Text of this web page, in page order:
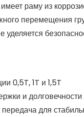
имеет раму из
перемещения
0,5T, 1T и 1,5T
и
для